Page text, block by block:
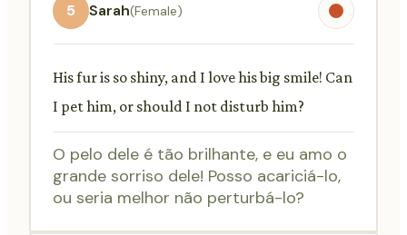
5 Sarah(Female)
His fur is so shiny, and I love his big smile! Can
I pet him, or should I not disturb him?
O pelo dele é tão brilhante, e eu amo o
grande sorriso dele! Posso acariciá-lo,
ou seria melhor não perturbá-lo?